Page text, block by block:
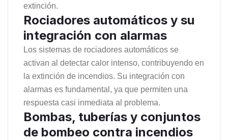
extinción.
Rociadores automáticos y su
integración con alarmas
Los sistemas de rociadores automáticos se
activan al detectar calor intenso, contribuyendo en
la extinción de incendios. Su integración con
alarmas es fundamental, ya que permiten una
respuesta casi inmediata al problema.
Bombas, tuberías y conjuntos
de bombeo contra incendios